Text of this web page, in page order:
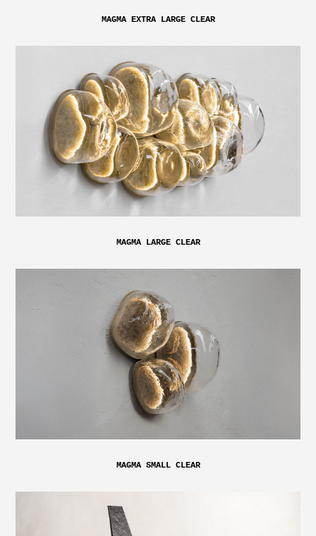
MAGMA EXTRA LARGE CLEAR
MAGMA LARGE CLEAR
MAGMA SMALL CLEAR